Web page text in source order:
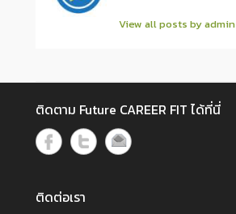
View all posts by admin
ติดตาม Future CAREER FIT ได้ที่นี่
ติดต่อเรา